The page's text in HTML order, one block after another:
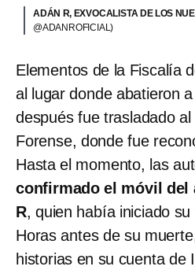
ADÁN R, EXVOCALISTA DE LOS
@ADANROFICIAL)
Elementos de la Fiscalía
al lugar donde abatieron
después fue trasladado
Forense, donde fue
Hasta el momento, las
confirmado el móvil del
R, quien había iniciado
Horas antes de su
historias en su cuenta de